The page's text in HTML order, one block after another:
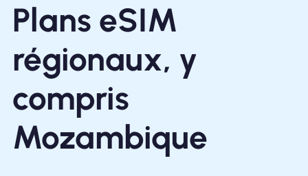
Plans eSIM
régionaux, y
compris
Mozambique